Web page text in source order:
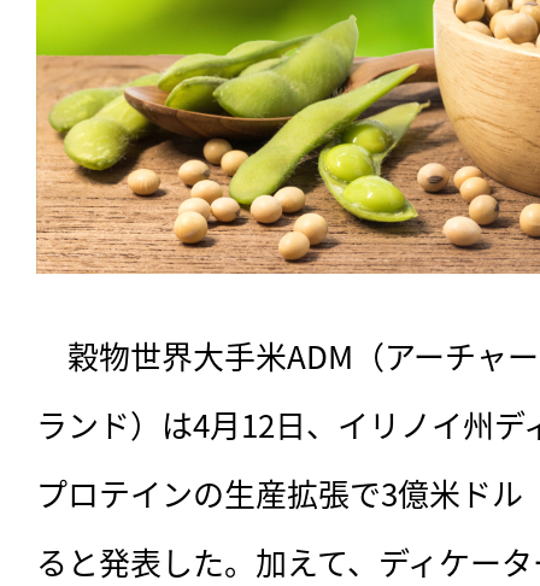
穀物世界大手米ADM（アーチャ
ランド）は4月12日、イリノイ州
プロテインの生産拡張で3億米ドル
ると発表した。加えて、ディケー